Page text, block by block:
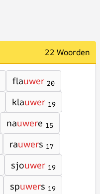
22 Woorden
flauwer 20
klauwer 19
nauwere 15
rauwers 17
sjouwer 19
spuwers 19